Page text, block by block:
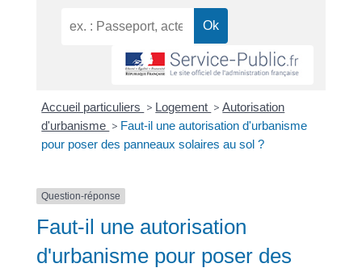
Accueil particuliers > Logement > Autorisation
d'urbanisme > Faut-il une autorisation d'urbanisme
pour poser des panneaux solaires au sol ?
Question-réponse
Faut-il une autorisation
d'urbanisme pour poser des